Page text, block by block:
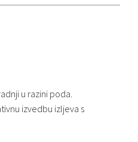
u razini poda.
izvedbu izljeva s